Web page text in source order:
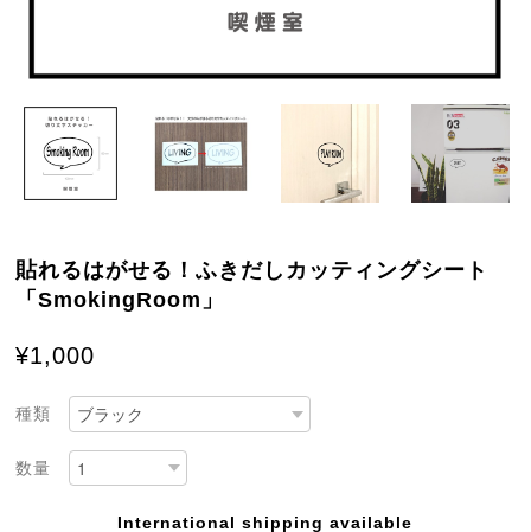
貼れるはがせる！ふきだしカッティングシート
「SmokingRoom」
¥1,000
種類
数量
International shipping available